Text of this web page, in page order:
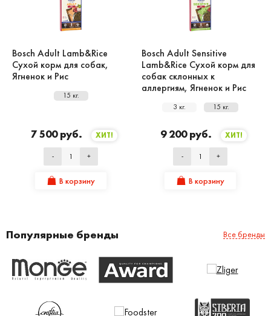
Bosch Adult Lamb&Rice
Сухой корм для собак,
Ягненок и Рис
15 кг.
7 500 руб. ХИТ!
- +
В корзину
Bosch Adult Sensitive
Lamb&Rice Сухой корм для
собак склонных к
аллергиям, Ягненок и Рис
3 кг. 15 кг.
9 200 руб. ХИТ!
- +
В корзину
Популярные бренды Все бренды